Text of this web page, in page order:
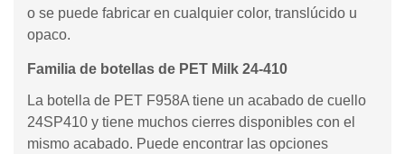
o se puede fabricar en cualquier color, translúcido u
opaco.
Familia de botellas de PET Milk 24-410
La botella de PET F958A tiene un acabado de cuello
24SP410 y tiene muchos cierres disponibles con el
mismo acabado. Puede encontrar las opciones